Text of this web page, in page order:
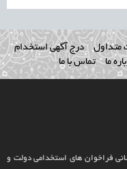
متداول
درج آگهی استخدام
ما تماس با ما
فراخوان های استخدامی دولت و